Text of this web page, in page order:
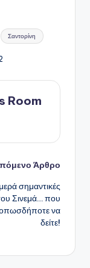
Σαντορίνη
Room
Άρθρο
σημαντικές
Σινεμά… που
να
δείτε!